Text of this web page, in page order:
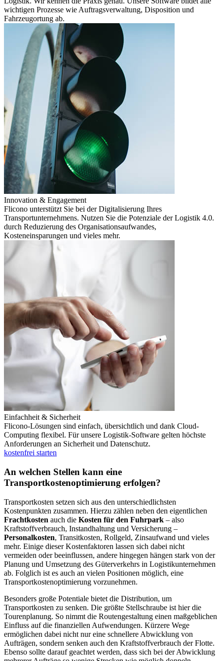
wichtigen Prozesse wie Auftragsverwaltung, Disposition und
Fahrzeugortung ab.
Innovation & Engagement
Flicono unterstützt Sie bei der Digitalisierung Ihres
Transportunternehmens. Nutzen Sie die Potenziale der Logistik 4.0.
durch Reduzierung des Organisationsaufwandes,
Kosteneinsparungen und vieles mehr.
Einfachheit & Sicherheit
Flicono-Lösungen sind einfach, übersichtlich und dank Cloud-
Computing flexibel. Für unsere Logistik-Software gelten höchste
Anforderungen an Sicherheit und Datenschutz.
kostenfrei starten
An welchen Stellen kann eine
Transportkostenoptimierung erfolgen?
Transportkosten setzen sich aus den unterschiedlichsten
Kostenpunkten zusammen. Hierzu zählen neben den eigentlichen
Frachtkosten auch die Kosten für den Fuhrpark – also
Kraftstoffverbrauch, Instandhaltung und Versicherung –
Personalkosten, Transitkosten, Rollgeld, Zinsaufwand und vieles
mehr. Einige dieser Kostenfaktoren lassen sich dabei nicht
vermeiden oder beeinflussen, andere hingegen hängen stark von der
Planung und Umsetzung des Güterverkehrs in Logistikunternehmen
ab. Folglich ist es auch an vielen Positionen möglich, eine
Transportkostenoptimierung vorzunehmen.
Besonders große Potentiale bietet die Distribution, um
Transportkosten zu senken. Die größte Stellschraube ist hier die
Tourenplanung. So nimmt die Routengestaltung einen maßgeblichen
Einfluss auf die finanziellen Aufwendungen. Kürzere Wege
ermöglichen dabei nicht nur eine schnellere Abwicklung von
Aufträgen, sondern senken auch den Kraftstoffverbrauch der Flotte.
Ebenso sollte darauf geachtet werden, dass sich bei der Abwicklung